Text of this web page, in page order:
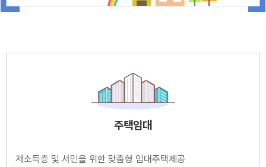
주택임대
저소득층 및 서민을 위한 맞춤형 임대주택제공